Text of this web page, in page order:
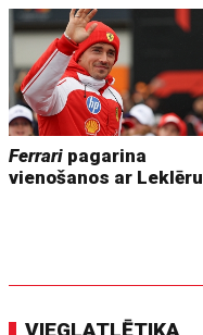
Ferrari pagarina
vienošanos ar Leklēru
VIEGLATLĒTIKA